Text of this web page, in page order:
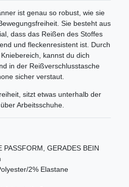
ist genau so robust, wie sie
Sie besteht aus
dass das Reißen des Stoffes
und fleckenresistent ist. Durch
kannst du dich
in der Reißverschlusstasche
sicher verstaut.
sitzt etwas unterhalb der
Arbeitsschuhe.
PASSFORM, GERADES BEIN
2% Elastane